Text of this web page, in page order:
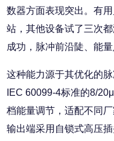
数器方面表现突出。有
站，其他设备试了三次
成功，脉冲前沿陡、能
这种能力源于其优化的
IEC 60099-4标准的8/
档能量调节，适配不同
输出端采用自锁式高压